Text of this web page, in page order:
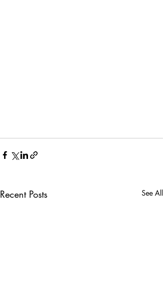
Recent Posts See All